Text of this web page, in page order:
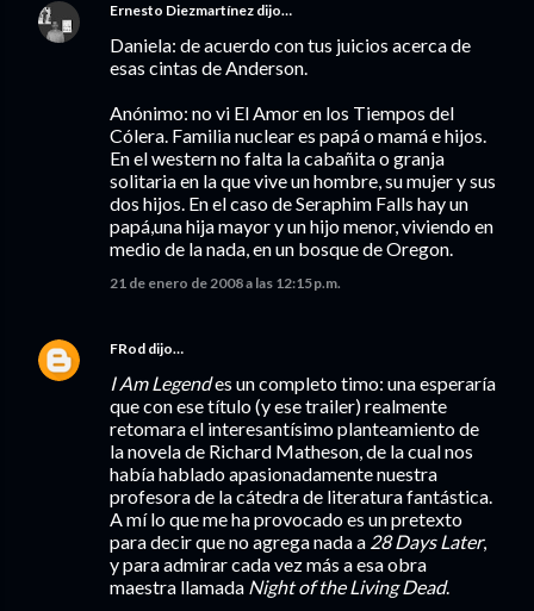
Ernesto Diezmartínez dijo…
Daniela: de acuerdo con tus juicios acerca de
esas cintas de Anderson.
Anónimo: no vi El Amor en los Tiempos del
Cólera. Familia nuclear es papá o mamá e hijos.
En el western no falta la cabañita o granja
solitaria en la que vive un hombre, su mujer y sus
dos hijos. En el caso de Seraphim Falls hay un
papá,una hija mayor y un hijo menor, viviendo en
medio de la nada, en un bosque de Oregon.
21 de enero de 2008 a las 12:15 p.m.
FRod dijo…
I Am Legendes un completo timo: una esperaría
que con ese título (y ese trailer) realmente
retomara el interesantísimo planteamiento de
la novela de Richard Matheson, de la cual nos
había hablado apasionadamente nuestra
profesora de la cátedra de literatura fantástica.
A mí lo que me ha provocado es un pretexto
para decir que no agrega nada a 28 Days Later,
y para admirar cada vez más a esa obra
maestra llamada Night of the Living Dead.